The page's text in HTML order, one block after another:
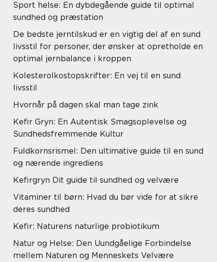
Sport helse: En dybdegående guide til optimal
sundhed og præstation
De bedste jerntilskud er en vigtig del af en sund
livsstil for personer, der ønsker at opretholde en
optimal jernbalance i kroppen
Kolesterolkostopskrifter: En vej til en sund
livsstil
Hvornår på dagen skal man tage zink
Kefir Gryn: En Autentisk Smagsoplevelse og
Sundhedsfremmende Kultur
Fuldkornsrismel: Den ultimative guide til en sund
og nærende ingrediens
Kefirgryn Dit guide til sundhed og velvære
Vitaminer til børn: Hvad du bør vide for at sikre
deres sundhed
Kefir: Naturens naturlige probiotikum
Natur og Helse: Den Uundgåelige Forbindelse
mellem Naturen og Menneskets Velvære